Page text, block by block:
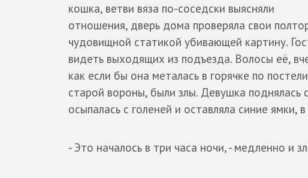
кошка, ветви вяза по-соседски выясняли
отношения, дверь дома проверяла свои
чудовищной статикой убивающей картину.
видеть выходящих из подъезда. Волосы её,
как если бы она металась в горячке по
старой вороны, были злы. Девушка поднялась
осыпалась с голеней и оставляла синие ямки,
- Это началось в три часа ночи, - медленно и